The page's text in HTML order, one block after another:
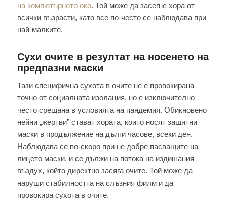
на компютърното око. Той може да засегне хора от
всички възрасти, като все по-често се наблюдава при
най-малките.
Сухи очите в резултат на носенето на
предпазни маски
Тази специфична сухота в очите не е провокирана
точно от социалната изолация, но е изключително
често срещана в условията на пандемия. Обикновено
нейни „жертви” стават хората, които носят защитни
маски в продължение на дълги часове, всеки ден.
Наблюдава се по-скоро при не добре пасващите на
лицето маски, и се дължи на потока на издишания
въздух, който директно засяга очите. Той може да
наруши стабилността на слъзния филм и да
провокира сухота в очите.